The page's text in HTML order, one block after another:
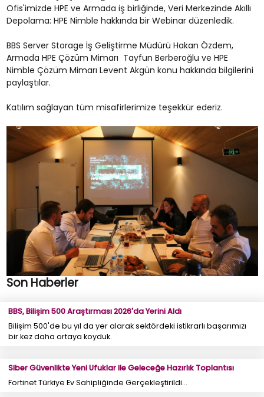
Ofis'imizde HPE ve Armada iş birliğinde, Veri Merkezinde Akıllı
Depolama: HPE Nimble hakkında bir Webinar düzenledik.
BBS Server Storage İş Geliştirme Müdürü Hakan Özdem,
Armada HPE Çözüm Mimarı Tayfun Berberoğlu ve HPE
Nimble Çözüm Mimarı Levent Akgün konu hakkında bilgilerini
paylaştılar.
Katılım sağlayan tüm misafirlerimize teşekkür ederiz.
Son Haberler
BBS, Bilişim 500 Araştırması 2026'da Yerini Aldı
Bilişim 500'de bu yıl da yer alarak sektördeki istikrarlı başarımızı
bir kez daha ortaya koyduk.
Siber Güvenlikte Yeni Ufuklar ile Geleceğe Hazırlık Toplantısı
Fortinet Türkiye Ev Sahipliğinde Gerçekleştirildi...